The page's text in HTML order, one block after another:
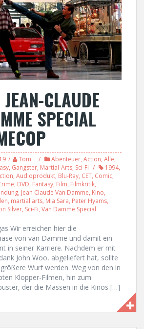
CLAUDE
SPECIAL
Tom Abenteuer, Action, Alle,
, Gangster, Martial-Arts, Sci-Fi 1994,
, Audioprodukt, Blu-Ray, CET, Comic,
, DVD, Fantasy, Film, Filmkritik,
, Jean Claude Van Damme, Kino,
, martial arts, Mia Sara, Peter Hyams,
Silver, Sci-Fi, Van Damme Special
Wir erreichen hier die
von van Damme und damit ein
in seiner Karriere. Nachdem er mit
John Woo, abgeliefert hat, sollte
Wurf werden. Weg von den in
Klopper-Filmen, hin zum
der die Massen in die Kinos […]